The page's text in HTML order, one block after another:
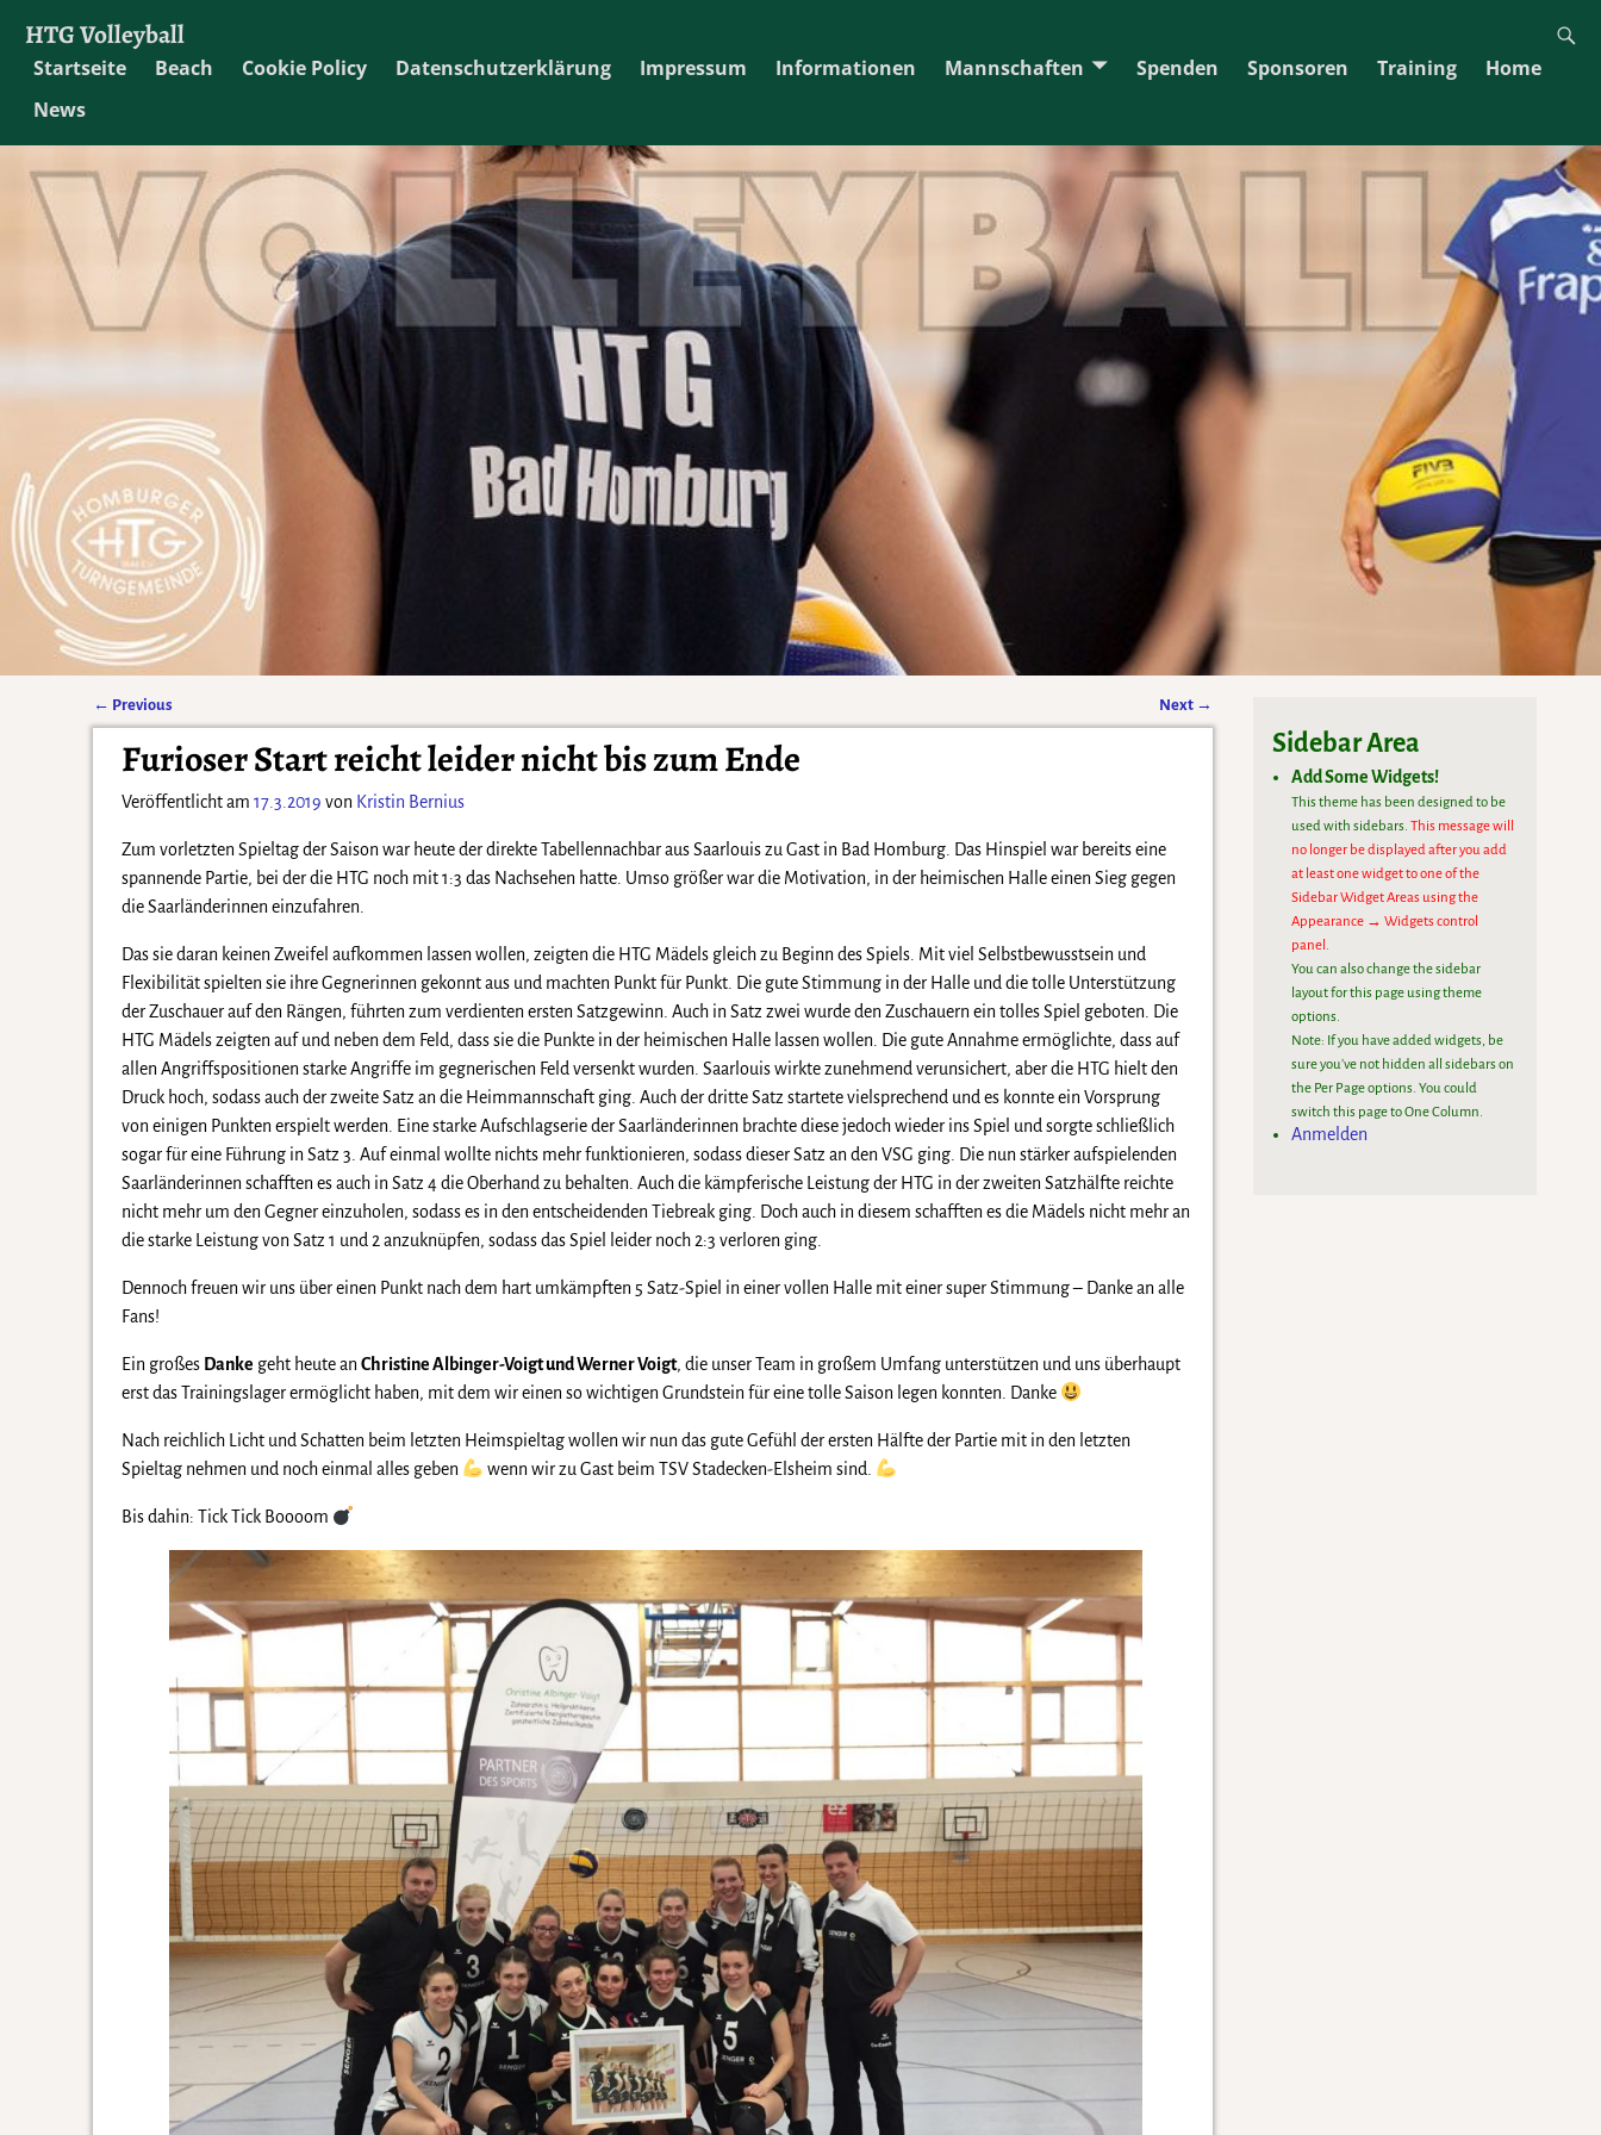
HTG Volleyball
Startseite Beach Cookie Policy Datenschutzerklärung Impressum Informationen Mannschaften Spenden Sponsoren Training
Home
News
Artikelnavigation
← Previous Next →
Furioser Start reicht leider nicht bis zum Ende
Veröffentlicht am 17.3.2019 von Kristin Bernius
Zum vorletzten Spieltag der Saison war heute der direkte Tabellennachbar aus Saarlouis zu Gast in Bad Homburg. Das Hinspiel war bereits eine
spannende Partie, bei der die HTG noch mit 1:3 das Nachsehen hatte. Umso größer war die Motivation, in der heimischen Halle einen Sieg gegen
die Saarländerinnen einzufahren.
Das sie daran keinen Zweifel aufkommen lassen wollen, zeigten die HTG Mädels gleich zu Beginn des Spiels. Mit viel Selbstbewusstsein und
Flexibilität spielten sie ihre Gegnerinnen gekonnt aus und machten Punkt für Punkt. Die gute Stimmung in der Halle und die tolle Unterstützung
der Zuschauer auf den Rängen, führten zum verdienten ersten Satzgewinn. Auch in Satz zwei wurde den Zuschauern ein tolles Spiel geboten. Die
HTG Mädels zeigten auf und neben dem Feld, dass sie die Punkte in der heimischen Halle lassen wollen. Die gute Annahme ermöglichte, dass auf
allen Angriffspositionen starke Angriffe im gegnerischen Feld versenkt wurden. Saarlouis wirkte zunehmend verunsichert, aber die HTG hielt den
Druck hoch, sodass auch der zweite Satz an die Heimmannschaft ging. Auch der dritte Satz startete vielsprechend und es konnte ein Vorsprung
von einigen Punkten erspielt werden. Eine starke Aufschlagserie der Saarländerinnen brachte diese jedoch wieder ins Spiel und sorgte schließlich
sogar für eine Führung in Satz 3. Auf einmal wollte nichts mehr funktionieren, sodass dieser Satz an den VSG ging. Die nun stärker aufspielenden
Saarländerinnen schafften es auch in Satz 4 die Oberhand zu behalten. Auch die kämpferische Leistung der HTG in der zweiten Satzhälfte reichte
nicht mehr um den Gegner einzuholen, sodass es in den entscheidenden Tiebreak ging. Doch auch in diesem schafften es die Mädels nicht mehr an
die starke Leistung von Satz 1 und 2 anzuknüpfen, sodass das Spiel leider noch 2:3 verloren ging.
Dennoch freuen wir uns über einen Punkt nach dem hart umkämpften 5 Satz-Spiel in einer vollen Halle mit einer super Stimmung – Danke an alle
Fans!
Ein großes Danke geht heute anChristine Albinger-Voigt und Werner Voigt, die unser Team in großem Umfang unterstützen und uns überhaupt
erst das Trainingslager ermöglicht haben, mit dem wir einen so wichtigen Grundstein für eine tolle Saison legen konnten. Danke
Nach reichlich Licht und Schatten beim letzten Heimspieltag wollen wir nun das gute Gefühl der ersten Hälfte der Partie mit in den letzten
Spieltag nehmen und noch einmal alles geben
wenn wir zu Gast beim TSV Stadecken-Elsheim sind.
Bis dahin: Tick Tick Boooom
Sidebar Area
Add Some Widgets!
This theme has been designed to be
used with sidebars.This message will
no longer be displayed after you add
at least one widget to one of the
Sidebar Widget Areas using the
Appearance → Widgets control
panel.
You can also change the sidebar
layout for this page using theme
options.
Note: If you have added widgets, be
sure you've not hidden all sidebars on
the Per Page options. You could
switch this page to One Column.
Anmelden